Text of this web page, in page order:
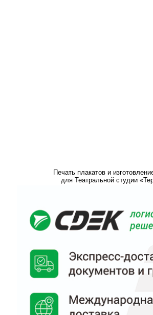
Печать плакатов и
для Театральной студии